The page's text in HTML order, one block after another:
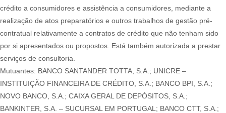
crédito a consumidores e assistência a consumidores, mediante a
realização de atos preparatórios e outros trabalhos de gestão pré-
contratual relativamente a contratos de crédito que não tenham sido
por si apresentados ou propostos. Está também autorizada a prestar
serviços de consultoria.
Mutuantes: BANCO SANTANDER TOTTA, S.A.; UNICRE –
INSTITUIÇÃO FINANCEIRA DE CRÉDITO, S.A.; BANCO BPI, S.A.;
NOVO BANCO, S.A.; CAIXA GERAL DE DEPÓSITOS, S.A.;
BANKINTER, S.A. – SUCURSAL EM PORTUGAL; BANCO CTT, S.A.;